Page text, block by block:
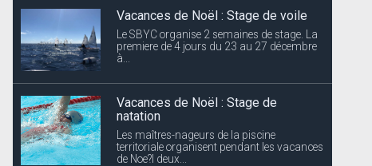
Vacances de Noël : Stage de voile
Le SBYC organise 2 semaines de stage. La
premiere de 4 jours du 23 au 27 décembre
à...
Vacances de Noël : Stage de
natation
Les maîtres-nageurs de la piscine
territoriale organisent pendant les vacances
de Noe?l deux...